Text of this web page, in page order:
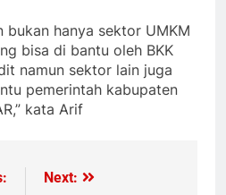
bukan hanya sektor UMKM
bisa di bantu oleh BKK
namun sektor lain juga
pemerintah kabupaten
kata Arif
Next: